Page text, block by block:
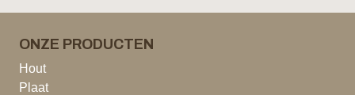
ONZE PRODUCTEN
Hout
Plaat